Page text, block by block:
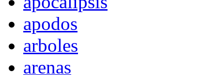
apodos
arboles
arenas